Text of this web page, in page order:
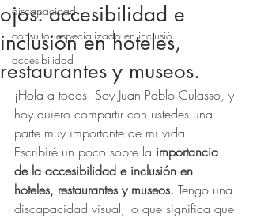
discapacidad
consultor especializado en inclusió
accesibilidad
ojos: accesibilidad e
inclusión en hoteles,
restaurantes y museos.
¡Hola a todos! Soy Juan Pablo Culasso, y
hoy quiero compartir con ustedes una
parte muy importante de mi vida.
Escribiré un poco sobre la importancia
de la accesibilidad e inclusión en
hoteles, restaurantes y museos. Tengo una
discapacidad visual, lo que significa que